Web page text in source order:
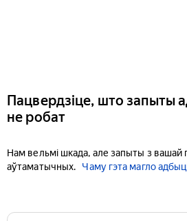
Пацвердзіце, што запыты
не робат
Нам вельмі шкада, але запыты з
аўтаматычных.
Чаму гэта магло